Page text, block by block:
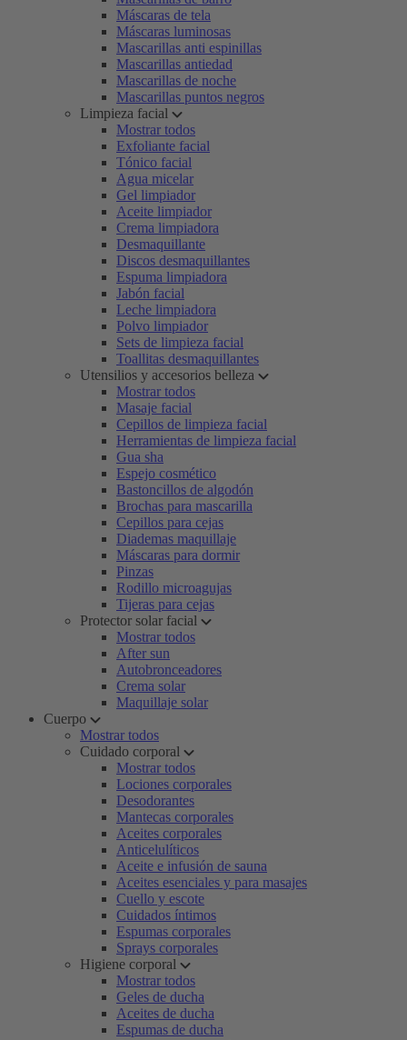
Máscaras de tela
Máscaras luminosas
Mascarillas anti espinillas
Mascarillas antiedad
Mascarillas de noche
Mascarillas puntos negros
Limpieza facial
Mostrar todos
Exfoliante facial
Tónico facial
Agua micelar
Gel limpiador
Aceite limpiador
Crema limpiadora
Desmaquillante
Discos desmaquillantes
Espuma limpiadora
Jabón facial
Leche limpiadora
Polvo limpiador
Sets de limpieza facial
Toallitas desmaquillantes
Utensilios y accesorios belleza
Mostrar todos
Masaje facial
Cepillos de limpieza facial
Herramientas de limpieza facial
Gua sha
Espejo cosmético
Bastoncillos de algodón
Brochas para mascarilla
Cepillos para cejas
Diademas maquillaje
Máscaras para dormir
Pinzas
Rodillo microagujas
Tijeras para cejas
Protector solar facial
Mostrar todos
After sun
Autobronceadores
Crema solar
Maquillaje solar
Cuerpo
Mostrar todos
Cuidado corporal
Mostrar todos
Lociones corporales
Desodorantes
Mantecas corporales
Aceites corporales
Anticelulíticos
Aceite e infusión de sauna
Aceites esenciales y para masajes
Cuello y escote
Cuidados íntimos
Espumas corporales
Sprays corporales
Higiene corporal
Mostrar todos
Geles de ducha
Aceites de ducha
Espumas de ducha